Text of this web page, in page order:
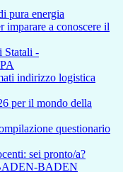
pura energia
imparare a conoscere il
Statali -
indirizzo logistica
per il mondo della
questionario
sei pronto/a?
BADEN